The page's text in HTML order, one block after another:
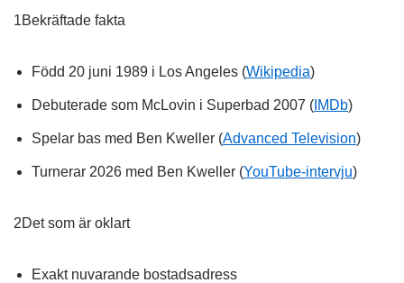
1Bekräftade fakta
Född 20 juni 1989 i Los Angeles (Wikipedia)
Debuterade som McLovin i Superbad 2007 ( IMDb)
Spelar bas med Ben Kweller (Advanced Television)
Turnerar 2026 med Ben Kweller (YouTube-intervju)
2Det som är oklart
Exakt nuvarande bostadsadress